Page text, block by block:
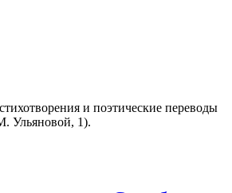
и поэтические переводы
Ульяновой, 1).